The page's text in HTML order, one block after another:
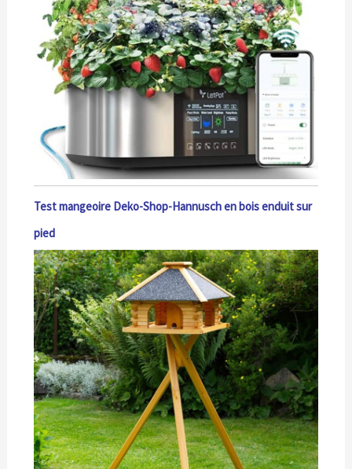
Test mangeoire Deko-Shop-Hannusch en bois enduit sur
pied